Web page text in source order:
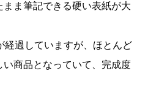
ま筆記できる硬い表紙が大
経過していますが、ほとんど
商品となっていて、完成度